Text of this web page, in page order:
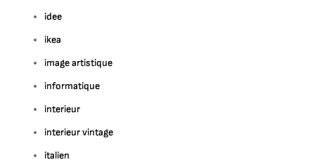
idee
ikea
image artistique
informatique
interieur
interieur vintage
italien